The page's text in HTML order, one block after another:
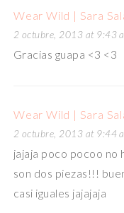
Wear Wild | Sara
2 octubre, 2013 at 9:43
Gracias guapa <3 <3
Wear Wild | Sara
2 octubre, 2013 at 9:44
jajaja poco pocoo no
son dos piezas!!!
casi iguales jajajaja